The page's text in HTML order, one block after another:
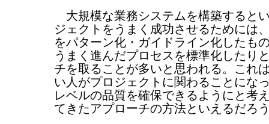
大規模な業務システムを構築すると
ジェクトをうまく成功させるためには
をパターン化・ガイドライン化したも
うまく進んだプロセスを標準化したり
チを取ることが多いと思われる。これ
い人がプロジェクトに関わることにな
レベルの品質を確保できるようにと考
てきたアプローチの方法といえるだろ